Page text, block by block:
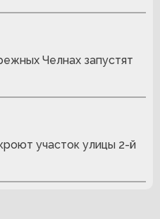
Челнах запустят
участок улицы 2-й